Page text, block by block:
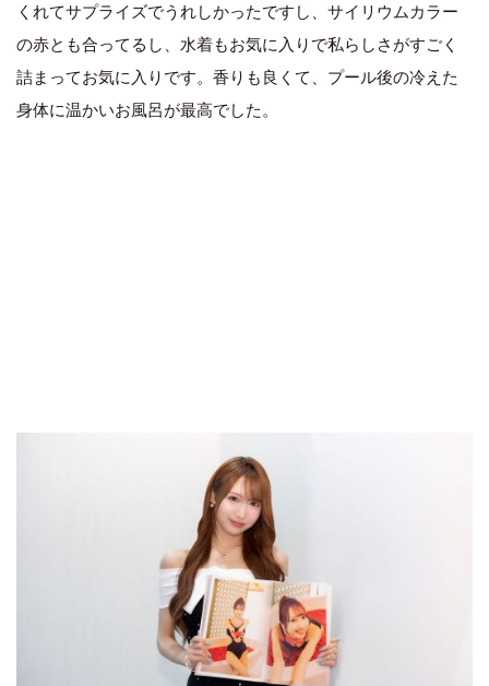
くれてサプライズでうれしかったですし、サイリウムカラー
の赤とも合ってるし、水着もお気に入りで私らしさがすごく
詰まってお気に入りです。香りも良くて、プール後の冷えた
身体に温かいお風呂が最高でした。